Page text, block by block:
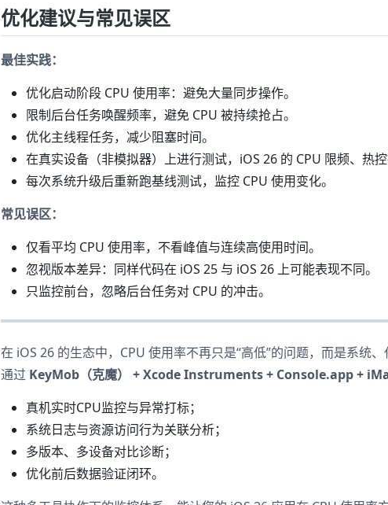
优化建议与常见误区
最佳实践：
优化启动阶段 CPU 使用率：避免大量同步操作。
限制后台任务唤醒频率，避免 CPU 被持续抢占。
优化主线程任务，减少阻塞时间。
在真实设备（非模拟器）上进行测试，iOS 26 的 CPU 限频、热控
每次系统升级后重新跑基线测试，监控 CPU 使用变化。
常见误区：
仅看平均 CPU 使用率，不看峰值与连续高使用时间。
忽视版本差异：同样代码在 iOS 25 与 iOS 26 上可能表现不同。
只监控前台，忽略后台任务对 CPU 的冲击。
在 iOS 26 的生态中，CPU 使用率不再只是“高低”的问题，而是系统
通过 KeyMob（克魔） + Xcode Instruments + Console.app +
真机实时CPU监控与异常打标；
系统日志与资源访问行为关联分析；
多版本、多设备对比诊断；
优化前后数据验证闭环。